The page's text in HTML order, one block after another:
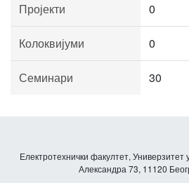
Пројекти 0
Колоквијуми 0
Семинари 30
Електротехнички факултет,
Александра 73, 11120